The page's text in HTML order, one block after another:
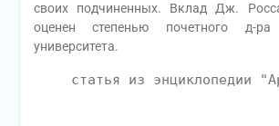
своих подчиненных. Вклад Дж.
оценен степенью почетного д-ра
университета.
статья из энциклопедии